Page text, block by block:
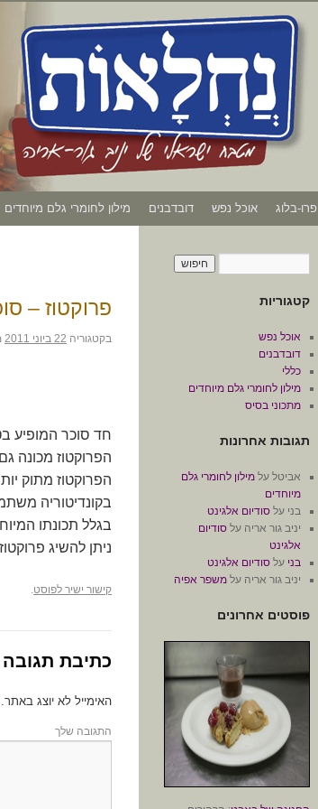
פרו-בלוג אוכל נפש דובדבנים מילון לחומרי גלם מיוחדים
פרוקטוז –
בקטגוריה 22 ביוני 2011
חד סוכר המופיע
הפרוקטוז מכונה
הפרוקטוז מתוק
בקונדיטוריה
בגלל תכונתו
ניתן להשיג
קישור ישיר לפוסט.
כתיבת תגובה
האימייל לא יוצג באתר.
התגובה שלך
קטגוריות
אוכל נפש
דובדבנים
כללי
מילון לחומרי גלם מיוחדים
מתכוני בסיס
תגובות אחרונות
אביטל על מילון לחומרי גלם
מיוחדים
בני על סודיום אלגינט
יניב גור אריה על סודיום
אלגינט
בני על סודיום אלגינט
יניב גור אריה על משפר אפיה
פוסטים אחרונים